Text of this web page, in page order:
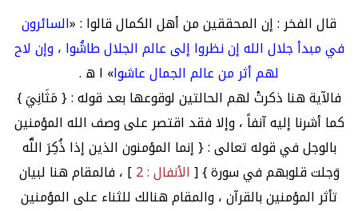
قال الفخر : إن المحققين من أهل الكمال قالوا : «السائرون
في مبدأ جلال الله إن نظروا إلى عالم الجلال طاشُوا ، وإن لاح
لهم أثر من عالم الجمال عاشوا» ا ه .
فالآية هنا ذكرتْ لهم الحالتين لوقوعها بعد قوله : { مَثَانِيَ }
كما أشرنا إليه آنفاً ، وإلا فقد اقتصر على وصف الله المؤمنين
بالوجل في قوله تعالى : { إنما المؤمنون الذين إذا ذُكِرَ اللَّه
وَجلت قلوبهم في سورة } [الأنفال : 2 ] ، فالمقام هنا لبيان
تأثر المؤمنين بالقرآن ، والمقام هنالك للثناء على المؤمنين